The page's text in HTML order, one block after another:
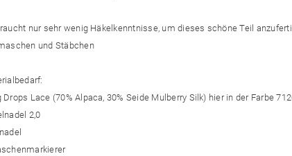
nur sehr wenig Häkelkenntnisse, um dieses schöne Teil
und Stäbchen
Drops Lace (70% Alpaca, 30% Seide Mulberry Silk) hier in der Farbe
2,0